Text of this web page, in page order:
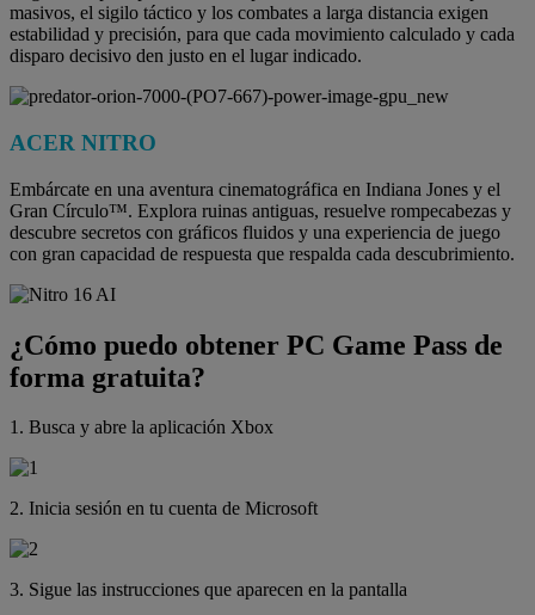
masivos, el sigilo táctico y los combates a larga distancia exigen
estabilidad y precisión, para que cada movimiento calculado y cada
disparo decisivo den justo en el lugar indicado.
ACER NITRO
Embárcate en una aventura cinematográfica en Indiana Jones y el
Gran Círculo™. Explora ruinas antiguas, resuelve rompecabezas y
descubre secretos con gráficos fluidos y una experiencia de juego
con gran capacidad de respuesta que respalda cada descubrimiento.
¿Cómo puedo obtener PC Game Pass de
forma gratuita?
1. Busca y abre la aplicación Xbox
2. Inicia sesión en tu cuenta de Microsoft
3. Sigue las instrucciones que aparecen en la pantalla